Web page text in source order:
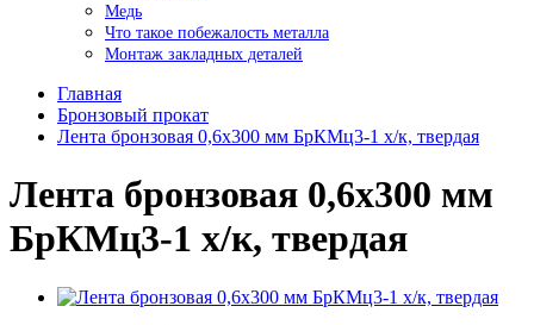
Медь
Что такое побежалость металла
Монтаж закладных деталей
Главная
Бронзовый прокат
Лента бронзовая 0,6х300 мм БрКМц3-1 х/к, твердая
Лента бронзовая 0,6х300 мм
БрКМц3-1 х/к, твердая